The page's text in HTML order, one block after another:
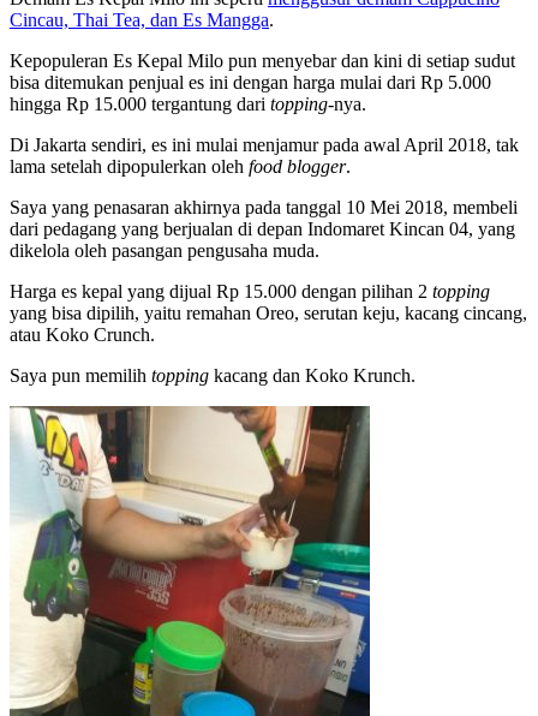
Cincau, Thai Tea, dan Es Mangga.
Kepopuleran Es Kepal Milo pun menyebar dan kini di setiap sudut
bisa ditemukan penjual es ini dengan harga mulai dari Rp 5.000
hingga Rp 15.000 tergantung dari topping-nya.
Di Jakarta sendiri, es ini mulai menjamur pada awal April 2018, tak
lama setelah dipopulerkan oleh food blogger.
Saya yang penasaran akhirnya pada tanggal 10 Mei 2018, membeli
dari pedagang yang berjualan di depan Indomaret Kincan 04, yang
dikelola oleh pasangan pengusaha muda.
Harga es kepal yang dijual Rp 15.000 dengan pilihan 2 topping
yang bisa dipilih, yaitu remahan Oreo, serutan keju, kacang cincang,
atau Koko Crunch.
Saya pun memilih topping kacang dan Koko Krunch.